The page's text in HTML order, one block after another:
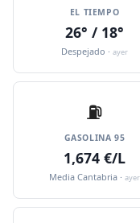
EL TIEMPO
26° / 18°
Despejado · ayer
⛽️
GASOLINA 95
1,674 €/L
Media Cantabria · ayer